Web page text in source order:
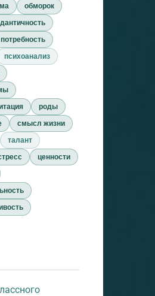
обморок
потребность
психоанализ
роды
смысл жизни
талант
ценности